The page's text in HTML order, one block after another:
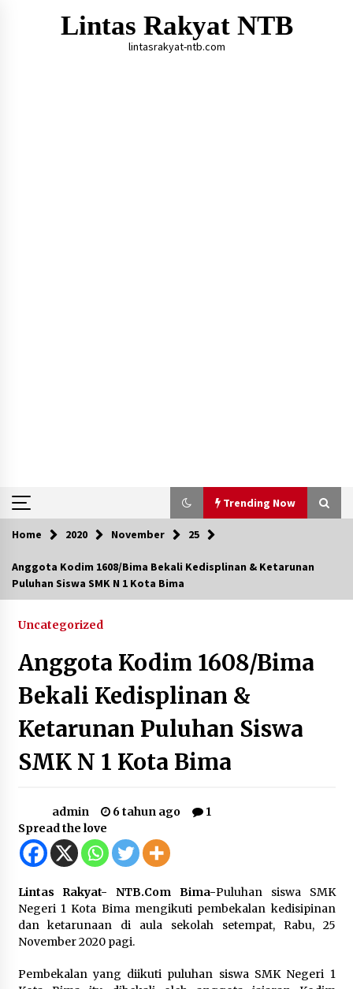
Lintas Rakyat NTB
lintasrakyat-ntb.com
Trending Now
Trending Now
2 tahun ago
Polsek Kempo Serahkan ODGJ ke Ketua DPRD
Dompu untuk Dirujuk ke RSJ
4 hari ago
Jajaran Polsek Kempo Amankan ODGJ yang
hukumnya
1 minggu ago
Jadi Camilan Kekinian
Tanpa Mahar Hanya Modus
2 minggu ago
Batu yang Dulunya Mengganggu, Kini Jadi
Berkah Bagi Petani Desa Mpuri
2 minggu ago
Home 2020 November 25
Anggota Kodim 1608/Bima Bekali Kedisplinan & Ketarunan
Puluhan Siswa SMK N 1 Kota Bima
Uncategorized
Anggota Kodim 1608/Bima
Bekali Kedisplinan &
Ketarunan Puluhan Siswa
SMK N 1 Kota Bima
admin 6 tahun ago
1
Spread the love
Lintas Rakyat- NTB.Com Bima-Puluhan siswa SMK
Negeri 1 Kota Bima mengikuti pembekalan kedisipinan
dan ketarunaan di aula sekolah setempat, Rabu, 25
November 2020 pagi.
Pembekalan yang diikuti puluhan siswa SMK Negeri 1